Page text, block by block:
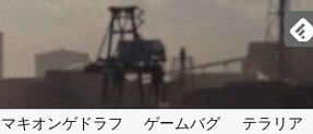
マキオンゲドラフ ゲームバグ テラリア